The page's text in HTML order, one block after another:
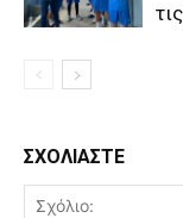
ΣΧΟΛΙΑΣΤΕ